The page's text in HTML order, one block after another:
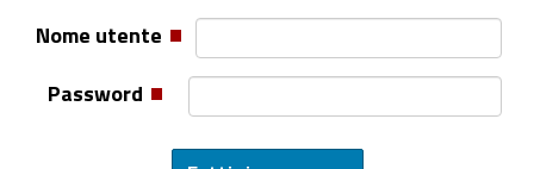
Nome utente
Password